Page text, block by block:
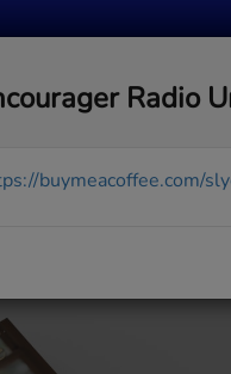
MUSIQUE Radio
buymeacoffee.com/